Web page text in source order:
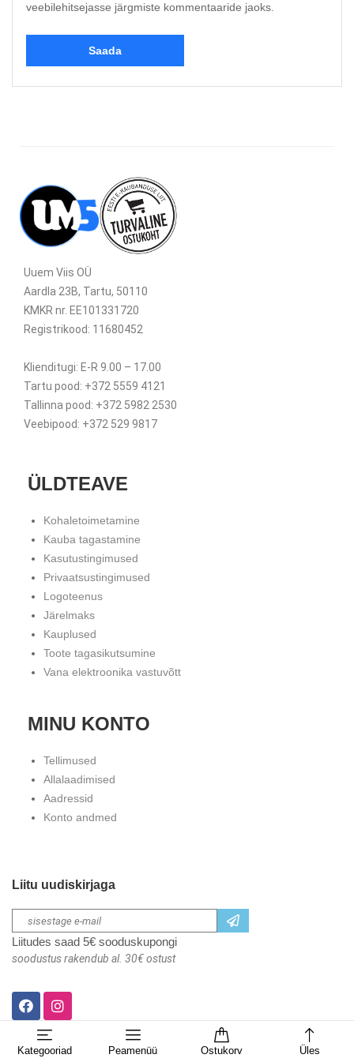
Kategooriad Peamenüü Ostukorv Üles
veebilehitsejasse järgmiste kommentaaride jaoks.
Uuem Viis OÜ
Aardla 23B, Tartu, 50110
KMKR nr. EE101331720
Registrikood: 11680452
Klienditugi: E-R 9.00 – 17.00
Tartu pood: +372 5559 4121
Tallinna pood: +372 5982 2530
Veebipood: +372 529 9817
ÜLDTEAVE
Kohaletoimetamine
Kauba tagastamine
Kasutustingimused
Privaatsustingimused
Logoteenus
Järelmaks
Kauplused
Toote tagasikutsumine
Vana elektroonika vastuvõtt
MINU KONTO
Tellimused
Allalaadimised
Aadressid
Konto andmed
Liitu uudiskirjaga
Liitudes saad 5€ sooduskupongi
soodustus rakendub al. 30€ ostust